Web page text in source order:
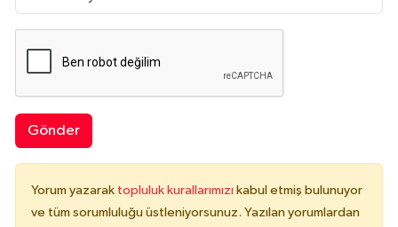
Gönder
Yorum yazarak topluluk kurallarımızı kabul etmiş bulunuyor
ve tüm sorumluluğu üstleniyorsunuz. Yazılan yorumlardan